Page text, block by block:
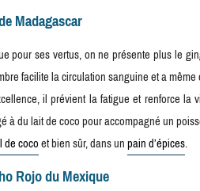
Madagascar
pour ses vertus, on ne présente plus le
facilite la circulation sanguine et a
il prévient la fatigue et renforce
à du lait de coco pour accompagné un
cocoet bien sûr, dans unpain d’épices.
Rojo du Mexique